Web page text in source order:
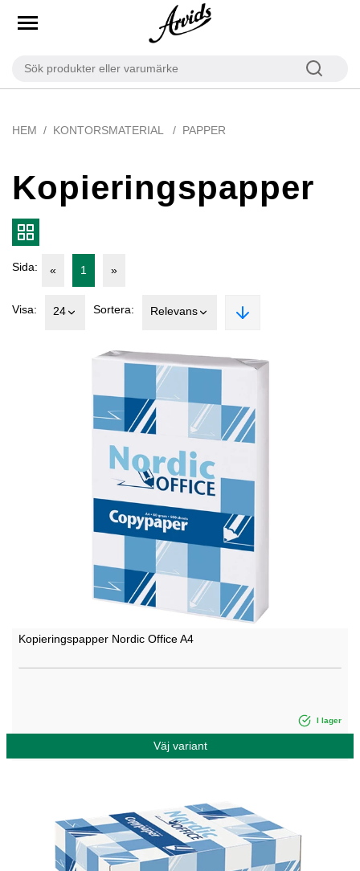
HEM KONTORSMATERIAL PAPPER
Kopieringspapper
Sida: « 1 »
Visa: 24 Sortera: Relevans
Kopieringspapper Nordic Office A4
I lager
Väj variant